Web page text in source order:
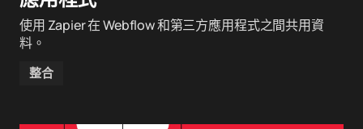
使用 Zapier 在 Webflow 和第三方應用程式之間共用資
料。
整合